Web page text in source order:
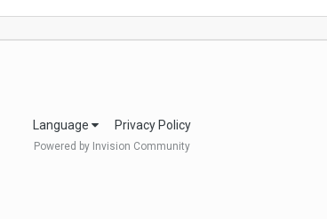
Language Privacy Policy
Powered by Invision Community